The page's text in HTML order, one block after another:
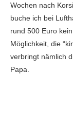
Wochen nach
buche ich bei
rund 500 Euro
Möglichkeit, die
verbringt nämlich
Papa.